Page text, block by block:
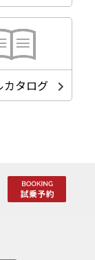
カタログ